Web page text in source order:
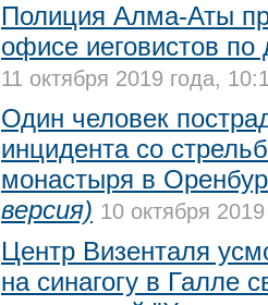
Полиция Алма-Аты
офисе иеговистов
11 октября 2019 года,
Один человек
инцидента со
монастыря в
версия) 10 октября
Центр Визенталя
на синагогу в Галле